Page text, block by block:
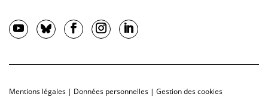
Mentions légales | Données personnelles | Gestion des cookies